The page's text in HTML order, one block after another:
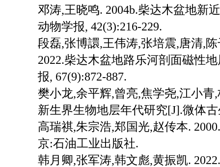
邓涛,王晓鸣. 2004b.柴达木盆地新
动物学报, 42(3):216-229.
段磊,张博譞,王伟涛,张培震,唐清,
2022.柴达木盆地路乐河剖面磁性
报, 67(9):872-887.
樊小龙,余平辉,曾亮,焦学尧,江小青
新生界生物地层年代研究[J].微体古
高瑞祺,朱宗浩,郑国光,赵传本.
京:石油工业出版社.
韩月卿,张军涛,韩文彪,黄振凯.